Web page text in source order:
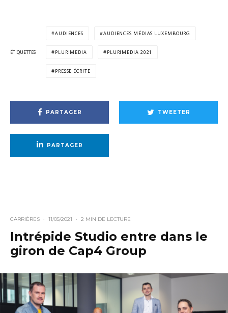
ÉTIQUETTES
AUDIENCES AUDIENCES MÉDIAS LUXEMBOURG
PLURIMEDIA PLURIMEDIA 2021
PRESSE ÉCRITE
PARTAGER TWEETER
PARTAGER
CARRIÈRES · 11/05/2021 · 2 MIN DE LECTURE
Intrépide Studio entre dans le
giron de Cap4 Group